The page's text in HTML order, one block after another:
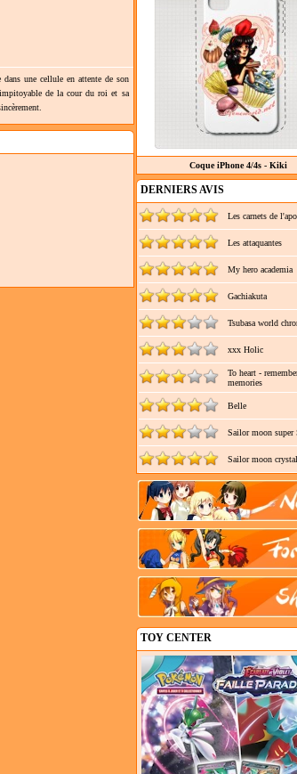
une cellule en attente de son
de la cour du roi et sa
Coque iPhone 4/4s - Kiki
DERNIERS AVIS
Les carnets de
Les attaquantes
My hero academia
Gachiakuta
Tsubasa world
xxx Holic
To heart -
memories
Belle
Sailor moon super
Sailor moon crystal
TOY CENTER